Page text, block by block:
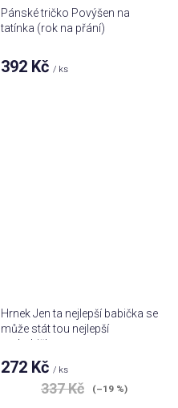
Pánské tričko Povýšen na
tatínka (rok na přání)
392 Kč / ks
Hrnek Jen ta nejlepší babička se
může stát tou nejlepší
prababičkou
272 Kč/ ks
337 Kč (–19 %)